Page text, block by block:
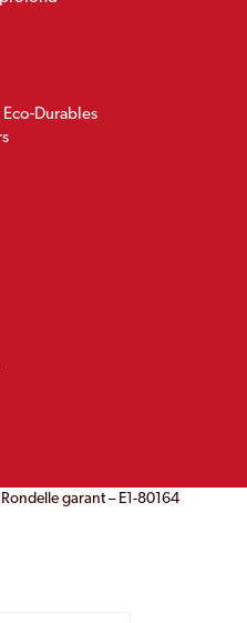
Durables
garant – E1-80164